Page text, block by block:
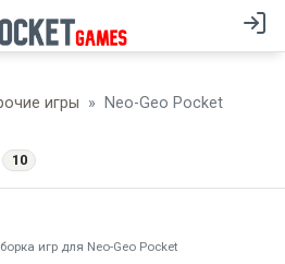
игры Neo-Geo Pocket
10
игр для Neo-Geo Pocket